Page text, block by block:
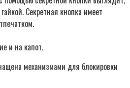
Секретная кнопка имеет
и на капот.
механизмами для блокировки